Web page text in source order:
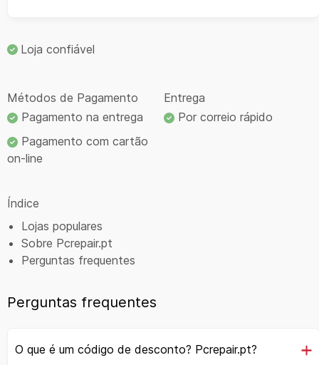
Loja confiável
Métodos de Pagamento
Pagamento na entrega
Pagamento com cartão
on-line
Entrega
Por correio rápido
Índice
Lojas populares
Sobre Pcrepair.pt
Perguntas frequentes
Perguntas frequentes
O que é um código de desconto? Pcrepair.pt?